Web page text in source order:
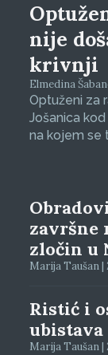
nije
krivnji
Elmedina
Optuženi za
Jošanica
na kojem se
završne
zločin u
Marija Taušan |
Ristić i
ubistava
Marija Taušan |